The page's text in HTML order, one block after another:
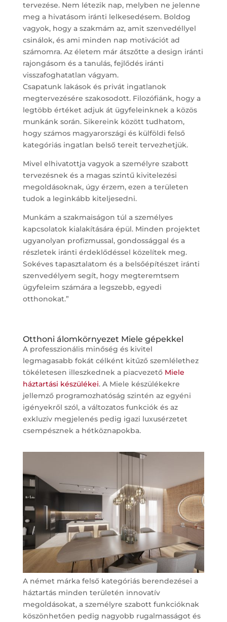
tervezése. Nem létezik nap, melyben ne jelenne
meg a hivatásom iránti lelkesedésem. Boldog
vagyok, hogy a szakmám az, amit szenvedéllyel
csinálok, és ami minden nap motivációt ad
számomra. Az életem már átszőtte a design iránti
rajongásom és a tanulás, fejlődés iránti
visszafoghatatlan vágyam.
Csapatunk lakások és privát ingatlanok
megtervezésére szakosodott. Filozófiánk, hogy a
legtöbb értéket adjuk át ügyfeleinknek a közös
munkánk során. Sikereink között tudhatom,
hogy számos magyarországi és külföldi felső
kategóriás ingatlan belső tereit tervezhetjük.
Mivel elhivatottja vagyok a személyre szabott
tervezésnek és a magas szintű kivitelezési
megoldásoknak, úgy érzem, ezen a területen
tudok a leginkább kiteljesedni.
Munkám a szakmaiságon túl a személyes
kapcsolatok kialakítására épül. Minden projektet
ugyanolyan profizmussal, gondossággal és a
részletek iránti érdeklődéssel közelítek meg.
Sokéves tapasztalatom és a belsőépítészet iránti
szenvedélyem segít, hogy megteremtsem
ügyfeleim számára a legszebb, egyedi
otthonokat.”
Otthoni álomkörnyezet Miele gépekkel
A professzionális minőség és kivitel
legmagasabb fokát célként kitűző szemlélethez
tökéletesen illeszkednek a piacvezető Miele
háztartási készülékei. A Miele készülékekre
jellemző programozhatóság szintén az egyéni
igényekről szól, a változatos funkciók és az
exkluzív megjelenés pedig igazi luxusérzetet
csempésznek a hétköznapokba.
A német márka felső kategóriás berendezései a
háztartás minden területén innovatív
megoldásokat, a személyre szabott funkcióknak
köszönhetően pedig nagyobb rugalmasságot és